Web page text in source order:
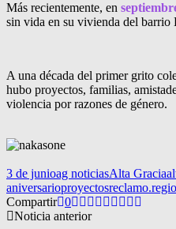
Más recientemente, en
sin vida en su vivienda del barrio
A una década del primer grito
hubo proyectos, familias,
violencia por razones de género.
3 de junioag noticiasAlta Gracia
aniversarioproyectosreclamo.
Compartir 0
Noticia anterior